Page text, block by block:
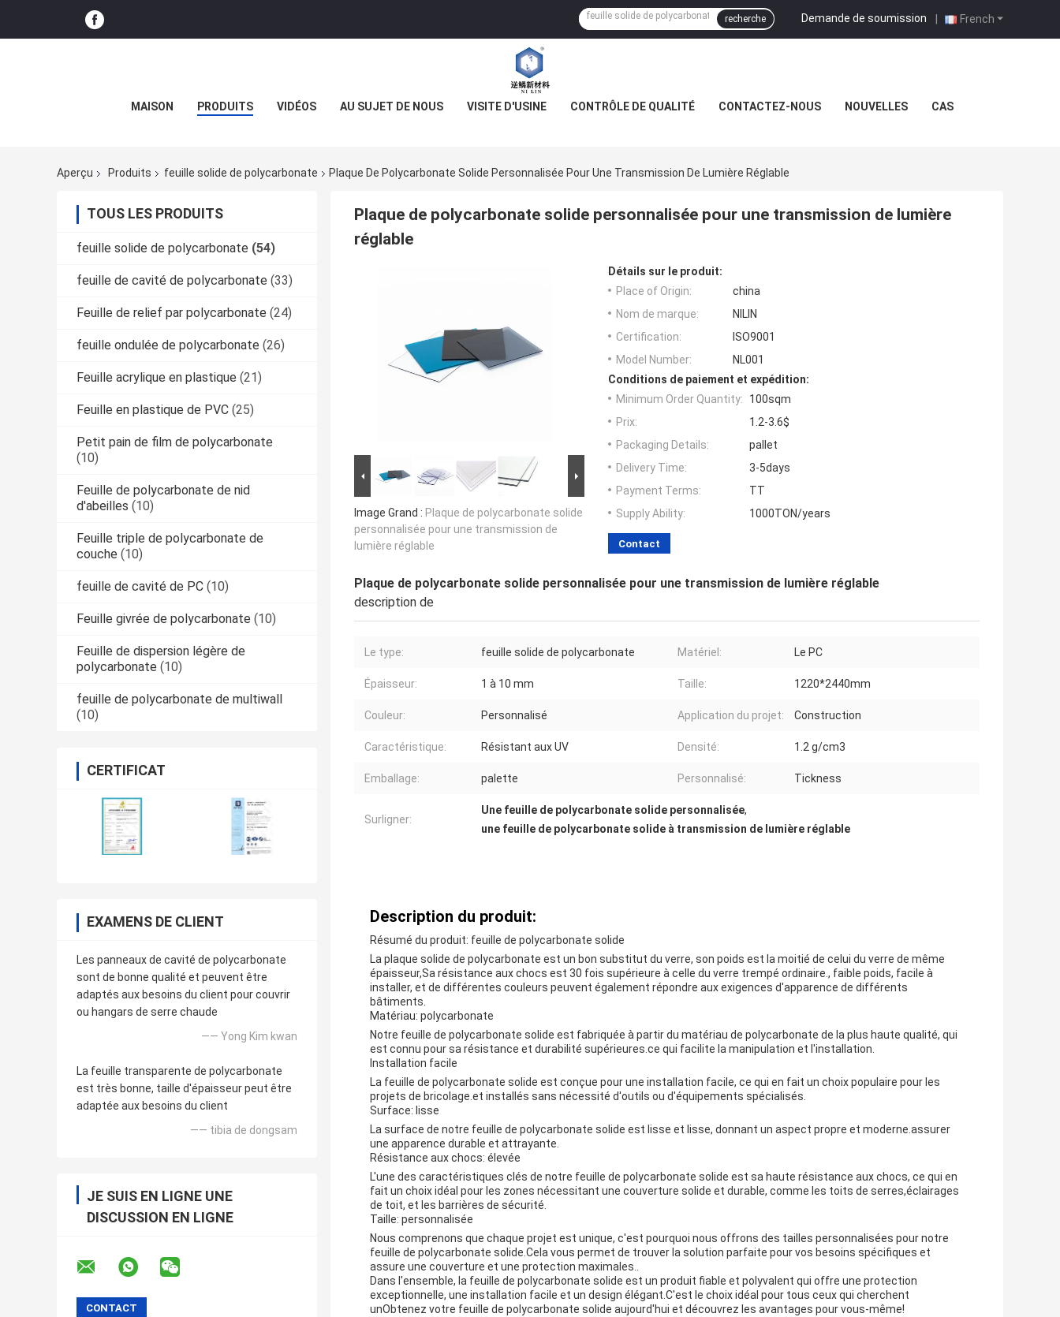
French
Demande de soumission |
recherche
MAISON PRODUITS VIDÉOS AU SUJET DE NOUS VISITE D'USINE CONTRÔLE DE QUALITÉ CONTACTEZ-NOUS NOUVELLES CAS
Aperçu Produits feuille solide de polycarbonate Plaque De Polycarbonate Solide Personnalisée Pour Une Transmission De Lumière Réglable
TOUS LES PRODUITS
feuille solide de polycarbonate (54)
feuille de cavité de polycarbonate (33)
Feuille de relief par polycarbonate (24)
feuille ondulée de polycarbonate (26)
Feuille acrylique en plastique (21)
Feuille en plastique de PVC (25)
Petit pain de film de polycarbonate
(10)
Feuille de polycarbonate de nid
d'abeilles (10)
Feuille triple de polycarbonate de
couche (10)
feuille de cavité de PC (10)
Feuille givrée de polycarbonate (10)
Feuille de dispersion légère de
polycarbonate (10)
feuille de polycarbonate de multiwall
(10)
CERTIFICAT
EXAMENS DE CLIENT
Les panneaux de cavité de polycarbonate
sont de bonne qualité et peuvent être
adaptés aux besoins du client pour couvrir
ou hangars de serre chaude
—— Yong Kim kwan
La feuille transparente de polycarbonate
est très bonne, taille d'épaisseur peut être
adaptée aux besoins du client
—— tibia de dongsam
JE SUIS EN LIGNE UNE
DISCUSSION EN LIGNE
Plaque de polycarbonate solide personnalisée pour une transmission de lumière
réglable
Image Grand : Plaque de polycarbonate solide
personnalisée pour une transmission de
lumière réglable
Détails sur le produit:
Place of Origin:
china
Nom de marque:
NILIN
Certification:
ISO9001
Model Number:
NL001
Conditions de paiement et expédition:
Minimum Order Quantity:
100sqm
Prix:
1.2-3.6$
Packaging Details:
pallet
Delivery Time:
3-5days
Payment Terms:
TT
Supply Ability:
1000TON/years
Contact
Plaque de polycarbonate solide personnalisée pour une transmission de lumière réglable
description de
Le type: feuille solide de polycarbonate Matériel: Le PC
Épaisseur: 1 à 10 mm Taille: 1220*2440mm
Couleur: Personnalisé Application du projet: Construction
Caractéristique: Résistant aux UV Densité: 1.2 g/cm3
Emballage: palette Personnalisé: Tickness
Surligner:
Une feuille de polycarbonate solide personnalisée,
une feuille de polycarbonate solide à transmission de lumière réglable
Description du produit:
Résumé du produit: feuille de polycarbonate solide
La plaque solide de polycarbonate est un bon substitut du verre, son poids est la moitié de celui du verre de même
épaisseur,Sa résistance aux chocs est 30 fois supérieure à celle du verre trempé ordinaire., faible poids, facile à
installer, et de différentes couleurs peuvent également répondre aux exigences d'apparence de différents
bâtiments.
Matériau: polycarbonate
Notre feuille de polycarbonate solide est fabriquée à partir du matériau de polycarbonate de la plus haute qualité, qui
est connu pour sa résistance et durabilité supérieures.ce qui facilite la manipulation et l'installation.
Installation facile
La feuille de polycarbonate solide est conçue pour une installation facile, ce qui en fait un choix populaire pour les
projets de bricolage.et installés sans nécessité d'outils ou d'équipements spécialisés.
Surface: lisse
La surface de notre feuille de polycarbonate solide est lisse et lisse, donnant un aspect propre et moderne.assurer
une apparence durable et attrayante.
Résistance aux chocs: élevée
L'une des caractéristiques clés de notre feuille de polycarbonate solide est sa haute résistance aux chocs, ce qui en
fait un choix idéal pour les zones nécessitant une couverture solide et durable, comme les toits de serres,éclairages
de toit, et les barrières de sécurité.
Taille: personnalisée
Nous comprenons que chaque projet est unique, c'est pourquoi nous offrons des tailles personnalisées pour notre
feuille de polycarbonate solide.Cela vous permet de trouver la solution parfaite pour vos besoins spécifiques et
assure une couverture et une protection maximales..
Dans l'ensemble, la feuille de polycarbonate solide est un produit fiable et polyvalent qui offre une protection
exceptionnelle, une installation facile et un design élégant.C'est le choix idéal pour tous ceux qui cherchent
unObtenez votre feuille de polycarbonate solide aujourd'hui et découvrez les avantages pour vous-même!